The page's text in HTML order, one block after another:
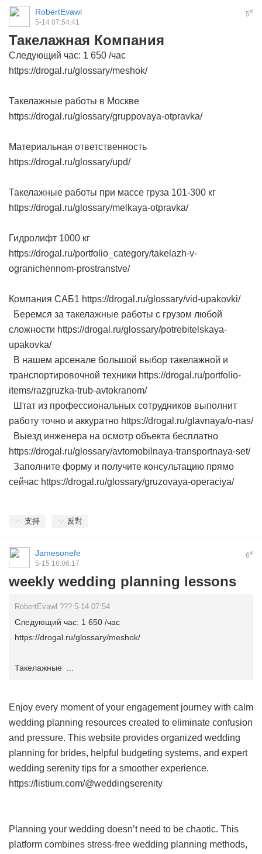
5#
RobertEvawl
5-14 07:54:41
Такелажная Компания
Следующий час: 1 650 /час
https://drogal.ru/glossary/meshok/
Такелажные работы в Москве
https://drogal.ru/glossary/gruppovaya-otpravka/
Материальная ответственность
https://drogal.ru/glossary/upd/
Такелажные работы при массе груза 101-300 кг
https://drogal.ru/glossary/melkaya-otpravka/
Гидролифт 1000 кг
https://drogal.ru/portfolio_category/takelazh-v-
ogranichennom-prostranstve/
Компания САБ1 https://drogal.ru/glossary/vid-upakovki/
Беремся за такелажные работы с грузом любой
сложности https://drogal.ru/glossary/potrebitelskaya-
upakovka/
В нашем арсенале большой выбор такелажной и
транспортировочной техники https://drogal.ru/portfolio-
items/razgruzka-trub-avtokranom/
Штат из профессиональных сотрудников выполнит
работу точно и аккуратно https://drogal.ru/glavnaya/o-nas/
Выезд инженера на осмотр объекта бесплатно
https://drogal.ru/glossary/avtomobilnaya-transportnaya-set/
Заполните форму и получите консультацию прямо
сейчас https://drogal.ru/glossary/gruzovaya-operaciya/
支持 反對
6#
Jamesonefe
5-15 16:06:17
weekly wedding planning lessons
RobertEvawl ??? 5-14 07:54
Следующий час: 1 650 /час
https://drogal.ru/glossary/meshok/
Такелажные ...
Enjoy every moment of your engagement journey with calm
wedding planning resources created to eliminate confusion
and pressure. This website provides organized wedding
planning for brides, helpful budgeting systems, and expert
wedding serenity tips for a smoother experience.
https://listium.com/@weddingserenity
Planning your wedding doesn’t need to be chaotic. This
platform combines stress-free wedding planning methods,